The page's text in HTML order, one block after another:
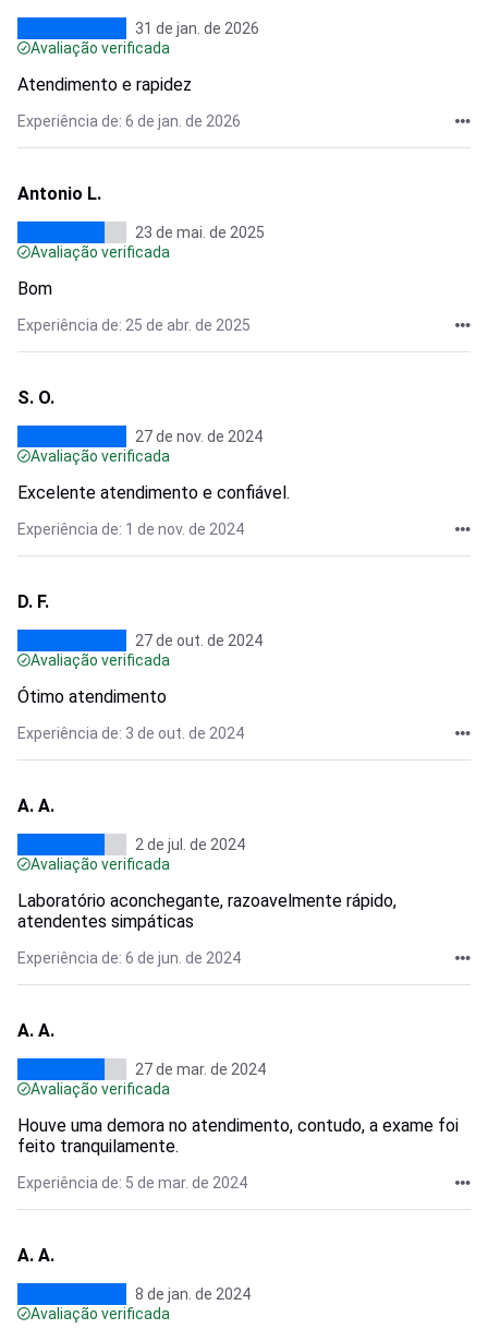
31 de jan. de 2026
Avaliação verificada
Atendimento e rapidez
Experiência de: 6 de jan. de 2026
Antonio L.
23 de mai. de 2025
Avaliação verificada
Bom
Experiência de: 25 de abr. de 2025
S. O.
27 de nov. de 2024
Avaliação verificada
Excelente atendimento e confiável.
Experiência de: 1 de nov. de 2024
D. F.
27 de out. de 2024
Avaliação verificada
Ótimo atendimento
Experiência de: 3 de out. de 2024
A. A.
2 de jul. de 2024
Avaliação verificada
Laboratório aconchegante, razoavelmente rápido,
atendentes simpáticas
Experiência de: 6 de jun. de 2024
A. A.
27 de mar. de 2024
Avaliação verificada
Houve uma demora no atendimento, contudo, a exame foi
feito tranquilamente.
Experiência de: 5 de mar. de 2024
A. A.
8 de jan. de 2024
Avaliação verificada